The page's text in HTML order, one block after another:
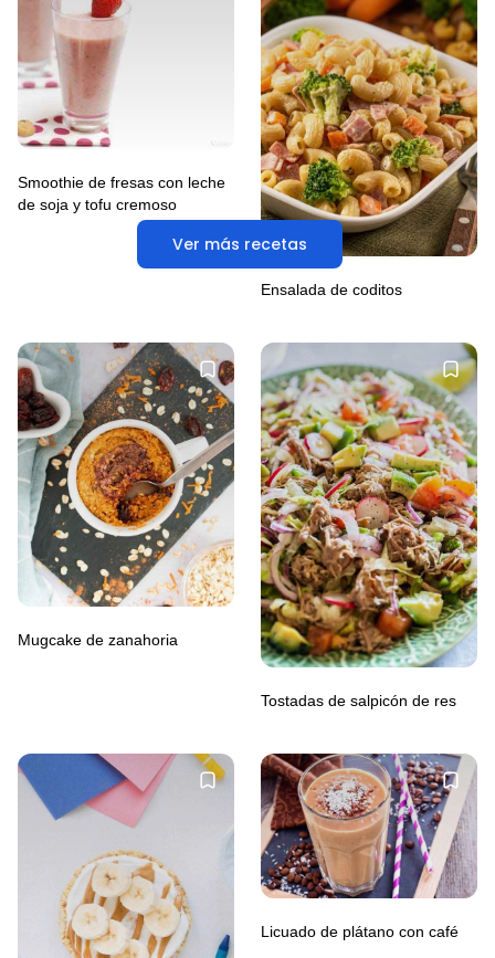
Ver más recetas
Smoothie de fresas con leche
de soja y tofu cremoso
Ensalada de coditos
Mugcake de zanahoria
Tostadas de salpicón de res
Licuado de plátano con café